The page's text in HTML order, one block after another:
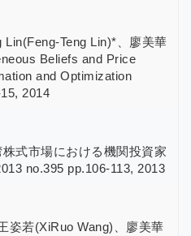
Teng Lin)*、廖美華
Beliefs and Price
and Optimization
2014
式市場における機関投資家
no.395 pp.106-113, 2013
姿若(XiRuo Wang)、廖美華